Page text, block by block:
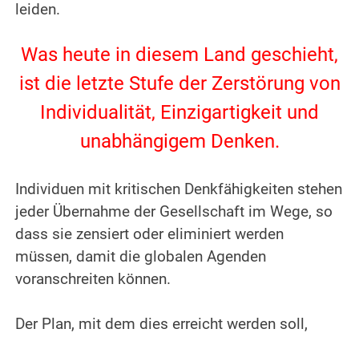
leiden.
Was heute in diesem Land geschieht,
ist die letzte Stufe der Zerstörung von
Individualität, Einzigartigkeit und
unabhängigem Denken.
Individuen mit kritischen Denkfähigkeiten stehen
jeder Übernahme der Gesellschaft im Wege, so
dass sie zensiert oder eliminiert werden
müssen, damit die globalen Agenden
voranschreiten können.
Der Plan, mit dem dies erreicht werden soll,